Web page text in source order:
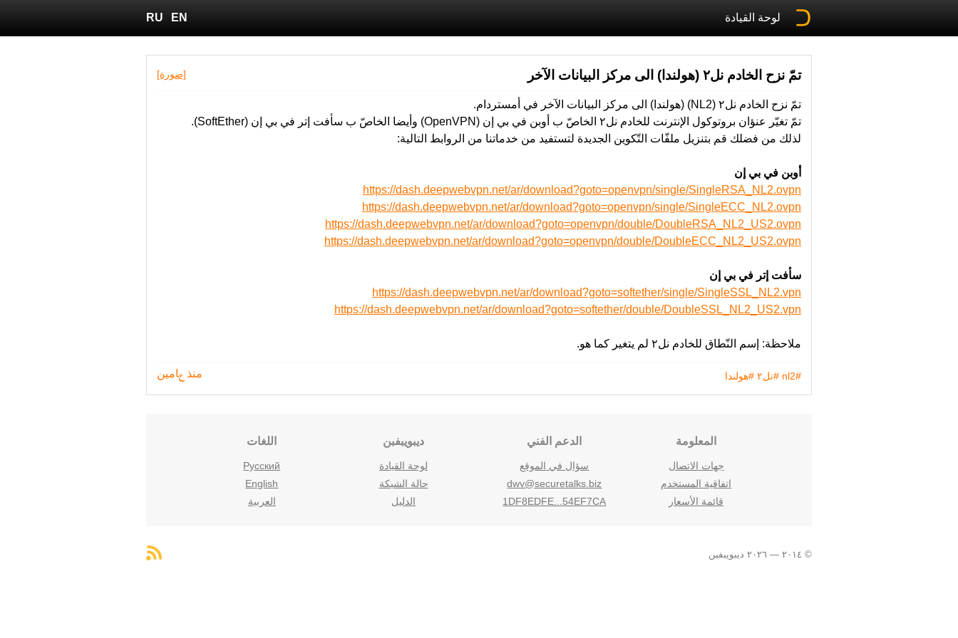
لوحة القيادة EN
RU
[صورة] تمّ نزح الخادم نل٢ (هولندا) الى مركز البيانات الآخر
تمّ نزح الخادم نل٢ (NL2) (هولندا) الى مركز البيانات الآخر في أمستردام.
تمّ ‫تغيّر عنؤان بروتوكول الإنترنت للخادم نل٢ الخاصّ ب أوبن في بي إن (OpenVPN) وأيضا الخاصّ ب سأفت إتر في بي إن (SoftEther).
لذلك من‬ ‫فضلك‬ قم بتنزيل‬ ملفّات التّكوين ‫الجديدة‬ ‫لتستفيد‬ ‫من‬ خدماتنا‬ ‫من‬ ‫الروابط‬ ‫التالية‬:
أوبن في بي إن
https://dash.deepwebvpn.net/ar/download?goto=openvpn/single/SingleRSA_NL2.ovpn
https://dash.deepwebvpn.net/ar/download?goto=openvpn/single/SingleECC_NL2.ovpn
https://dash.deepwebvpn.net/ar/download?goto=openvpn/double/DoubleRSA_NL2_US2.ovpn
https://dash.deepwebvpn.net/ar/download?goto=openvpn/double/DoubleECC_NL2_US2.ovpn
سأفت إتر في بي إن
https://dash.deepwebvpn.net/ar/download?goto=softether/single/SingleSSL_NL2.vpn
https://dash.deepwebvpn.net/ar/download?goto=softether/double/DoubleSSL_NL2_US2.vpn
ملاحظة: إسم النّطاق للخادم نل٢ لم يتغير‬ كما هو.
منذ عامين #nl2 #نل٢ #هولندا
المعلومة
جهات الاتصال
اتفاقية المستخدم
قائمة الأسعار
الدعم الفني
سؤال في الموقع
dwv@securetalks.biz
1DF8EDFE...54EF7CA
ديبويبفبن
لوحة القيادة
حالة الشبكة
الدليل
اللغات
Русский
English
العربية
© ٢٠١٤ — ٢٠٢٦ ديبويبفبن